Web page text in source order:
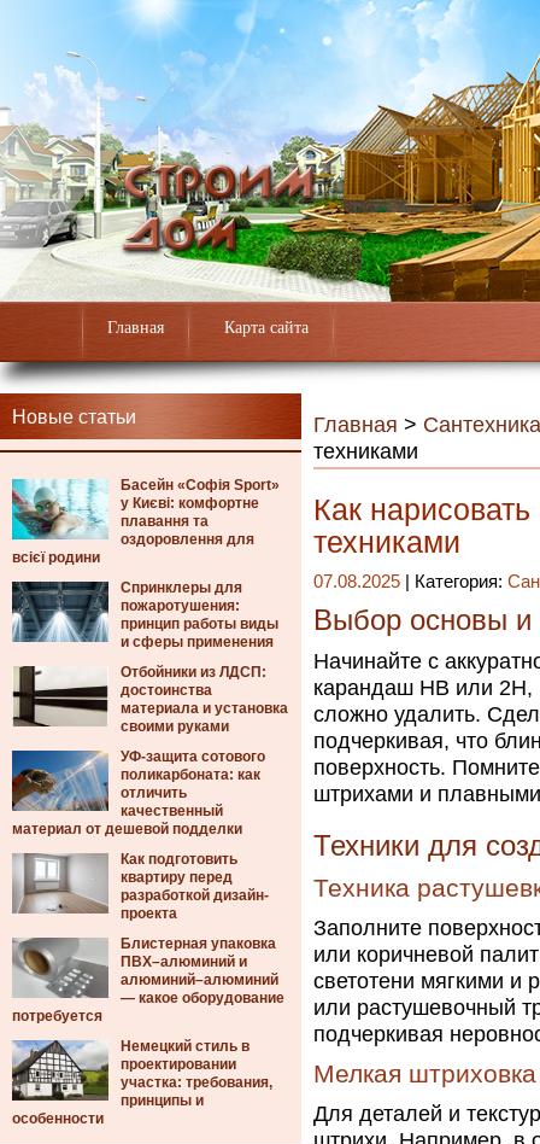
Главная Карта сайта
Новые статьи
Басейн «Софія Sport»
у Києві: комфортне
плавання та
оздоровлення для
всієї родини
Спринклеры для
пожаротушения:
принцип работы виды
и сферы применения
Отбойники из ЛДСП:
достоинства
материала и установка
своими руками
УФ-защита сотового
поликарбоната: как
отличить
качественный
материал от дешевой подделки
Как подготовить
квартиру перед
разработкой дизайн-
проекта
Блистерная упаковка
ПВХ–алюминий и
алюминий–алюминий
— какое оборудование
потребуется
Немецкий стиль в
проектировании
участка: требования,
принципы и
особенности
Главная > Сантехника
техниками
Как
техниками
07.08.2025 | Категория:
Выбор основы и
Начинайте с
карандаш HB или 2H,
сложно удалить.
подчеркивая, что
поверхность.
штрихами и
Техники для
Техника
Заполните
или коричневой
светотени мягкими и
или растушевочный
подчеркивая
Мелкая штриховка
Для деталей и